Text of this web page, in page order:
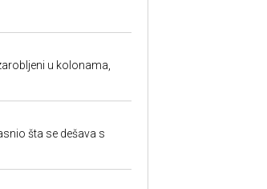
u kolonama,
šta se dešava s